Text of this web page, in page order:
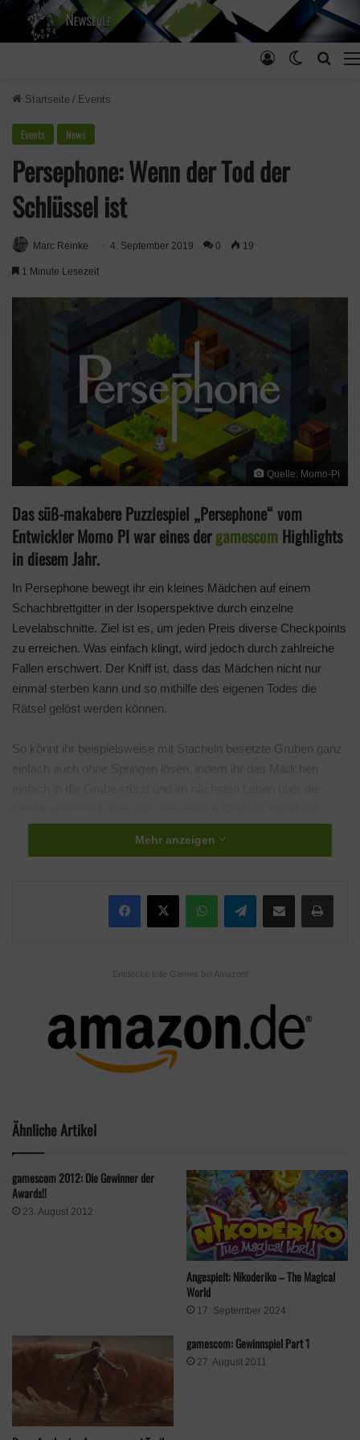
Skin
Anmelden
Startseite / Events
Events News
Persephone: Wenn der Tod der
Schlüssel ist
Marc Reinke 4. September 2019 0 19
1 Minute Lesezeit
Quelle: Momo-Pi
Das süß-makabere Puzzlespiel „Persephone“ vom
Entwickler Momo PI war eines dergamescom Highlights
in diesem Jahr.
In Persephone bewegt ihr ein kleines Mädchen auf einem
Schachbrettgitter in der Isoperspektive durch einzelne
Levelabschnitte. Ziel ist es, um jeden Preis diverse Checkpoints
zu erreichen. Was einfach klingt, wird jedoch durch zahlreiche
Fallen erschwert. Der Kniff ist, dass das Mädchen nicht nur
einmal sterben kann und so mithilfe des eigenen Todes die
Rätsel gelöst werden können.
So könnt ihr beispielsweise mit Stacheln besetzte Gruben ganz
einem Schalter, damit er ausgelöst bleibt und ihr so an einem
Hindernis vorbeikommt. In mehr als 70 spannenden Leveln
Das Spiel gibt es bereits seit November 2018 füriOSund
und Nintendo Switch finden.
time_continue=6&v=7JZrulL6hyY
gamescom
Mehr anzeigen
Telegram
Entdecke tolle Games bei Amazon!
Ähnliche Artikel
gamescom 2012: Die Gewinner der
Awards!!
23. August 2012
Angespielt: Nikoderiko – The Magical
World
17. September 2024
gamescom: Gewinnspiel Part 1
27. August 2011